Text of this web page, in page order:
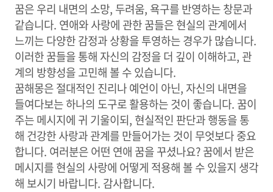
꿈은 우리 내면의 소망, 두려움, 욕구를 반영하는 창문과
같습니다. 연애와 사랑에 관한 꿈들은 현실의 관계에서
느끼는 다양한 감정과 상황을 투영하는 경우가 많습니다.
이러한 꿈들을 통해 자신의 감정을 더 깊이 이해하고, 관
계의 방향성을 고민해 볼 수 있습니다.
꿈해몽은 절대적인 진리나 예언이 아닌, 자신의 내면을
들여다보는 하나의 도구로 활용하는 것이 좋습니다. 꿈이
주는 메시지에 귀 기울이되, 현실적인 판단과 행동을 통
해 건강한 사랑과 관계를 만들어가는 것이 무엇보다 중요
합니다. 여러분은 어떤 연애 꿈을 꾸셨나요? 꿈에서 받은
메시지를 현실의 사랑에 어떻게 적용해 볼 수 있을지 생각
해 보시기 바랍니다. 감사합니다.